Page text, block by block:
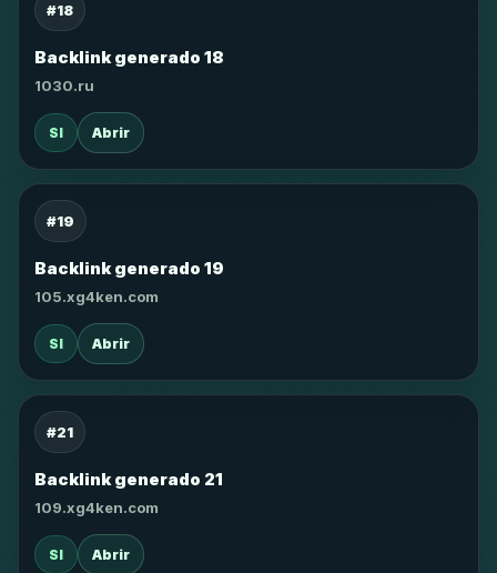
#18
Backlink generado 18
1030.ru
SI Abrir
#19
Backlink generado 19
105.xg4ken.com
SI Abrir
#21
Backlink generado 21
109.xg4ken.com
SI Abrir